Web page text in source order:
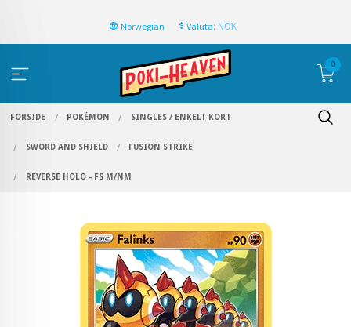
Norwegian Valuta: NOK
0
FORSIDE POKÉMON SINGLES / ENKELT KORT
SWORD AND SHIELD FUSION STRIKE
REVERSE HOLO - FS M/NM